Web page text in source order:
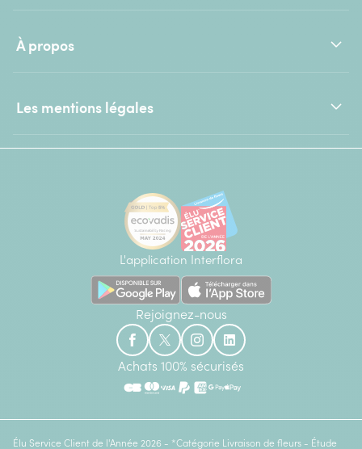
À propos
Les mentions légales
L'application Interflora
Rejoignez-nous
Achats 100% sécurisés
Élu Service Client de l'Année 2026 - *Catégorie Livraison de fleurs - Étude